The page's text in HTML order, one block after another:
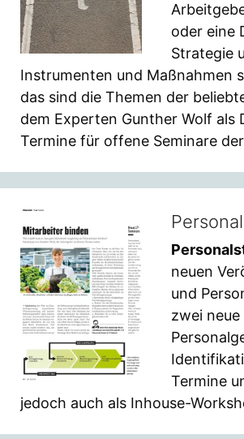
oder eine
Strategie
Instrumenten und Maßnahmen
das sind die Themen der
dem Experten Gunther Wolf als
Termine für offene Seminare
neuen
und
zwei
Termine
jedoch auch als Inhouse-